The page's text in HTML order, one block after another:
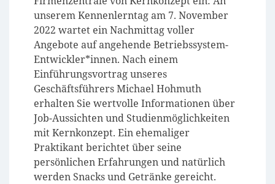
unserem Kennenlerntag am 7. November
2022 wartet ein Nachmittag voller
Angebote auf angehende Betriebssystem-
Entwickler*innen. Nach einem
Einführungsvortrag unseres
Geschäftsführers Michael Hohmuth
erhalten Sie wertvolle Informationen über
Job-Aussichten und Studienmöglichkeiten
mit Kernkonzept. Ein ehemaliger
Praktikant berichtet über seine
persönlichen Erfahrungen und natürlich
werden Snacks und Getränke gereicht.